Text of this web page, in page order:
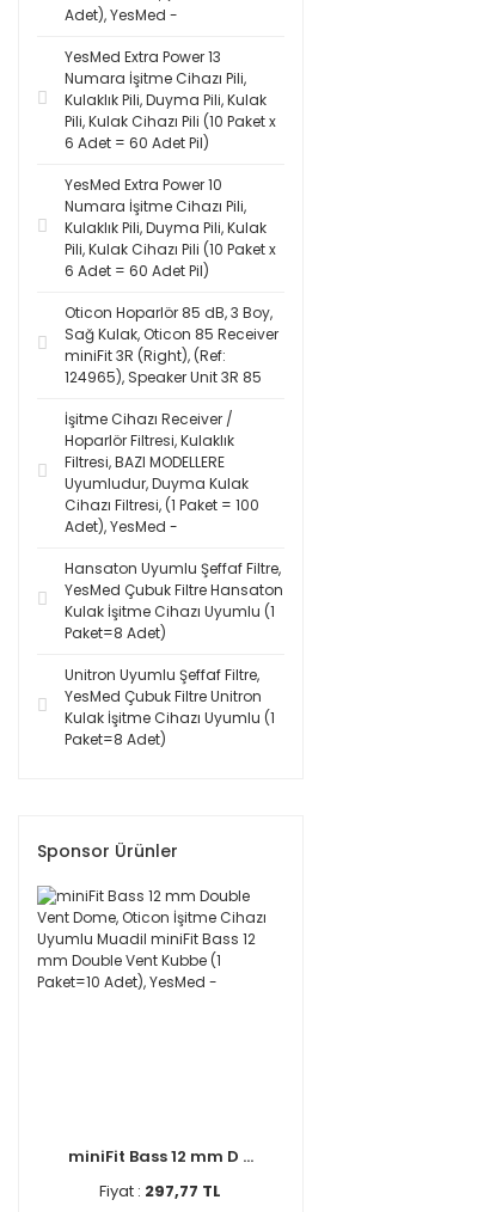
Adet), YesMed -
YesMed Extra Power 13
Numara İşitme Cihazı Pili,
Kulaklık Pili, Duyma Pili, Kulak
Pili, Kulak Cihazı Pili (10 Paket x
6 Adet = 60 Adet Pil)
YesMed Extra Power 10
Numara İşitme Cihazı Pili,
Kulaklık Pili, Duyma Pili, Kulak
Pili, Kulak Cihazı Pili (10 Paket x
6 Adet = 60 Adet Pil)
Oticon Hoparlör 85 dB, 3 Boy,
Sağ Kulak, Oticon 85 Receiver
miniFit 3R (Right), (Ref:
124965), Speaker Unit 3R 85
İşitme Cihazı Receiver /
Hoparlör Filtresi, Kulaklık
Filtresi, BAZI MODELLERE
Uyumludur, Duyma Kulak
Cihazı Filtresi, (1 Paket = 100
Adet), YesMed -
Hansaton Uyumlu Şeffaf Filtre,
YesMed Çubuk Filtre Hansaton
Kulak İşitme Cihazı Uyumlu (1
Paket=8 Adet)
Unitron Uyumlu Şeffaf Filtre,
YesMed Çubuk Filtre Unitron
Kulak İşitme Cihazı Uyumlu (1
Paket=8 Adet)
Sponsor Ürünler
miniFit Bass 12 mm D ...
Fiyat : 297,77 TL